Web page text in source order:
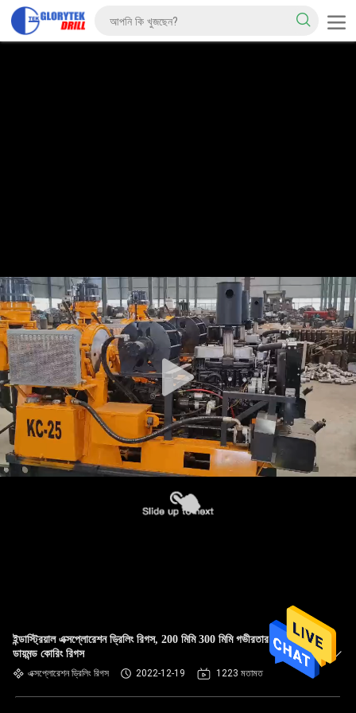
ইন্ডাস্ট্রিয়াল এক্সপ্লোরেশন ড্রিলিং রিগস, 200 মিমি 300 মিমি গভীরতার জন্য
ডায়মন্ড কোরিং রিগস
এক্সপ্লোরেশন ড্রিলিং রিগস 2022-12-19 1223 মতামত